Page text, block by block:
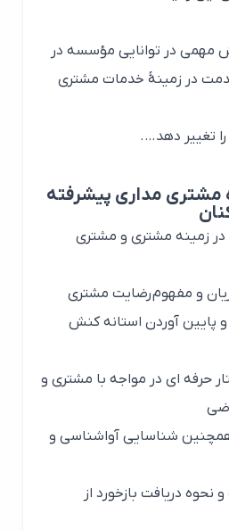
در توانایی مؤسسه در
در زمینهٔ خدمات مشتری
دهد….
مداری پیشرفته
مشتری و مشتری
و مفهومرضایت مشتری
آوردن استانه کنش
ای در مواجه با مشتری و
شناسایی آواشناسی و
دریافت بازخورد از